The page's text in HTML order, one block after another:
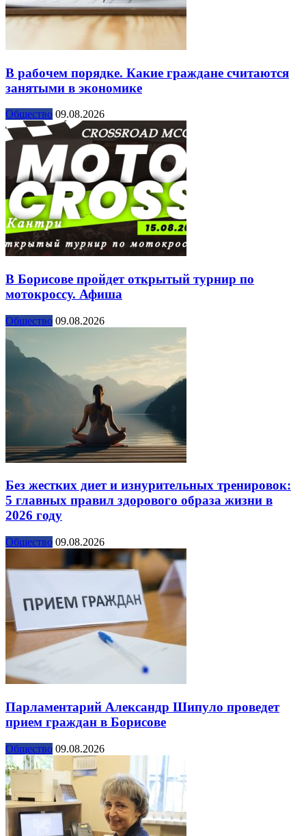
В рабочем порядке. Какие граждане считаются
занятыми в экономике
Общество 09.08.2026
В Борисове пройдет открытый турнир по
мотокроссу. Афиша
Общество 09.08.2026
Без жестких диет и изнурительных тренировок:
5 главных правил здорового образа жизни в
2026 году
Общество 09.08.2026
Парламентарий Александр Шипуло проведет
прием граждан в Борисове
Общество 09.08.2026